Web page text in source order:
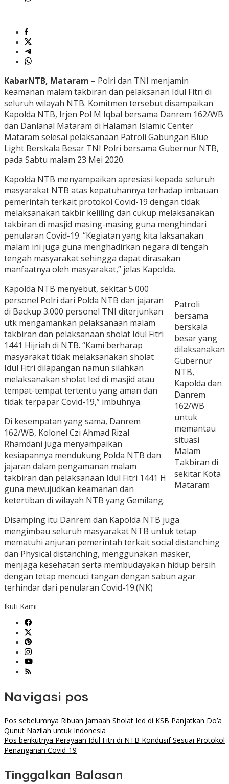
KabarNTB, Mataram – Polri dan TNI menjamin
keamanan malam takbiran dan pelaksanan Idul Fitri di
seluruh wilayah NTB. Komitmen tersebut disampaikan
Kapolda NTB, Irjen Pol M Iqbal bersama Danrem 162/WB
dan Danlanal Mataram di Halaman Islamic Center
Mataram selesai pelaksanaan Patroli Gabungan Blue
Light Berskala Besar TNI Polri bersama Gubernur NTB,
pada Sabtu malam 23 Mei 2020.
Kapolda NTB menyampaikan apresiasi kepada seluruh
masyarakat NTB atas kepatuhannya terhadap imbauan
pemerintah terkait protokol Covid-19 dengan tidak
melaksanakan takbir keliling dan cukup melaksanakan
takbiran di masjid masing-masing guna menghindari
penularan Covid-19. “Kegiatan yang kita laksanakan
malam ini juga guna menghadirkan negara di tengah
tengah masyarakat sehingga dapat dirasakan
manfaatnya oleh masyarakat,” jelas Kapolda.
Patroli
bersama
berskala
besar yang
dilaksanakan
Gubernur
NTB,
Kapolda dan
Danrem
162/WB
untuk
memantau
situasi
Malam
Takbiran di
sekitar Kota
Mataram
Kapolda NTB menyebut, sekitar 5.000
personel Polri dari Polda NTB dan jajaran
di Backup 3.000 personel TNI diterjunkan
utk mengamankan pelaksanaan malam
takbiran dan pelaksanaan sholat Idul Fitri
1441 Hijriah di NTB. “Kami berharap
masyarakat tidak melaksanakan sholat
Idul Fitri dilapangan namun silahkan
melaksanakan sholat Ied di masjid atau
tempat-tempat tertentu yang aman dan
tidak terpapar Covid-19,” imbuhnya.
Di kesempatan yang sama, Danrem
162/WB, Kolonel Czi Ahmad Rizal
Rhamdani juga menyampaikan
kesiapannya mendukung Polda NTB dan
jajaran dalam pengamanan malam
takbiran dan pelaksanaan Idul Fitri 1441 H
guna mewujudkan keamanan dan
ketertiban di wilayah NTB yang Gemilang.
Disamping itu Danrem dan Kapolda NTB juga
mengimbau seluruh masyarakat NTB untuk tetap
mematuhi anjuran pemerintah terkait social distanching
dan Physical distanching, menggunakan masker,
menjaga kesehatan serta membudayakan hidup bersih
dengan tetap mencuci tangan dengan sabun agar
terhindar dari penularan Covid-19.(NK)
Ikuti Kami
Navigasi pos
Pos sebelumnya Ribuan Jamaah Sholat Ied di KSB Panjatkan Do’a
Qunut Nazilah untuk Indonesia
Pos berikutnya Perayaan Idul Fitri di NTB Kondusif Sesuai Protokol
Penanganan Covid-19
Tinggalkan Balasan